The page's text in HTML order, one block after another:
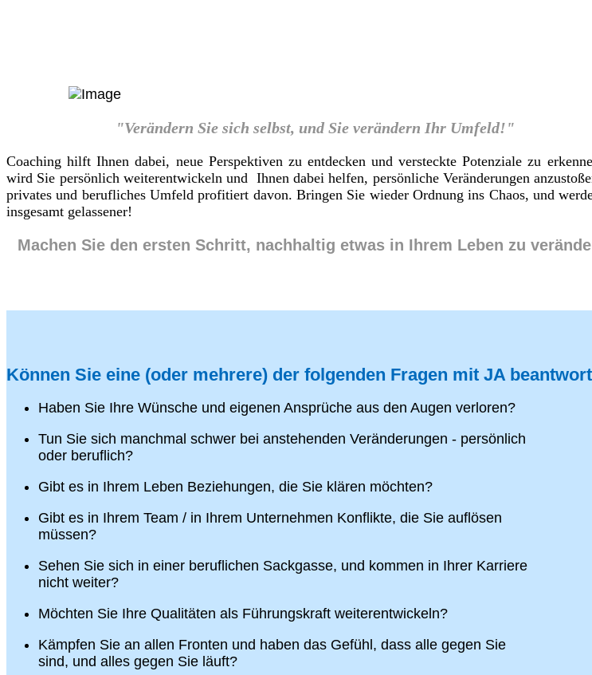
"Verändern Sie sich selbst, und Sie verändern Ihr Umfeld!"
Coaching hilft Ihnen dabei, neue Perspektiven zu entdecken und versteckte Potenziale zu
wird Sie persönlich weiterentwickeln und Ihnen dabei helfen, persönliche Veränderungen
privates und berufliches Umfeld profitiert davon. Bringen Sie wieder Ordnung ins Chaos, und
insgesamt gelassener!
Machen Sie den ersten Schritt, nachhaltig etwas in Ihrem Leben zu
Können Sie eine (oder mehrere) der folgenden Fragen mit JA
Haben Sie Ihre Wünsche und eigenen Ansprüche aus den Augen verloren?
Tun Sie sich manchmal schwer bei anstehenden Veränderungen - persönlich
oder beruflich?
Gibt es in Ihrem Leben Beziehungen, die Sie klären möchten?
Gibt es in Ihrem Team / in Ihrem Unternehmen Konflikte, die Sie auflösen
müssen?
Sehen Sie sich in einer beruflichen Sackgasse, und kommen in Ihrer Karriere
nicht weiter?
Möchten Sie Ihre Qualitäten als Führungskraft weiterentwickeln?
Kämpfen Sie an allen Fronten und haben das Gefühl, dass alle gegen Sie
sind, und alles gegen Sie läuft?